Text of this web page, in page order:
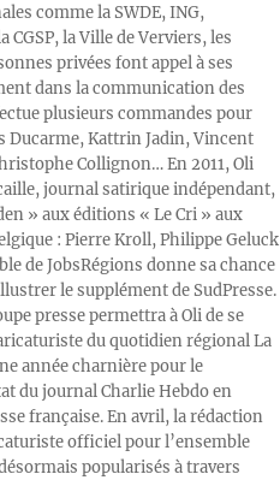
comme la SWDE, ING,
la Ville de Verviers, les
privées font appel à ses
dans la communication des
plusieurs commandes pour
Ducarme, Kattrin Jadin, Vincent
Collignon… En 2011, Oli
journal satirique indépendant,
» aux éditions « Le Cri » aux
: Pierre Kroll, Philippe Geluck
de JobsRégions donne sa chance
le supplément de SudPresse.
presse permettra à Oli de se
du quotidien régional La
année charnière pour le
du journal Charlie Hebdo en
française. En avril, la rédaction
officiel pour l’ensemble
popularisés à travers